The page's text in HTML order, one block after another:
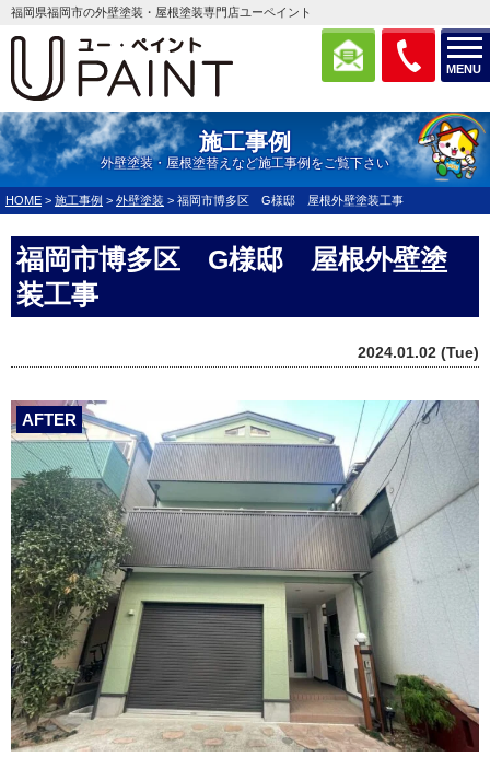
MENU
福岡県福岡市の外壁塗装・屋根塗装専門店ユーペイント
施工事例
外壁塗装・屋根塗替えなど施工事例をご覧下さい
HOME > 施工事例 > 外壁塗装 > 福岡市博多区 G様邸 屋根外壁塗装工事
福岡市博多区 G様邸 屋根外壁塗
装工事
2024.01.02 (Tue)
AFTER